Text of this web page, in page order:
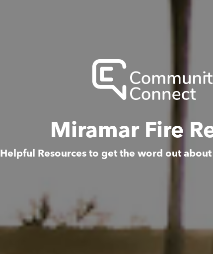
Miramar Fire
Helpful Resources to get the word out